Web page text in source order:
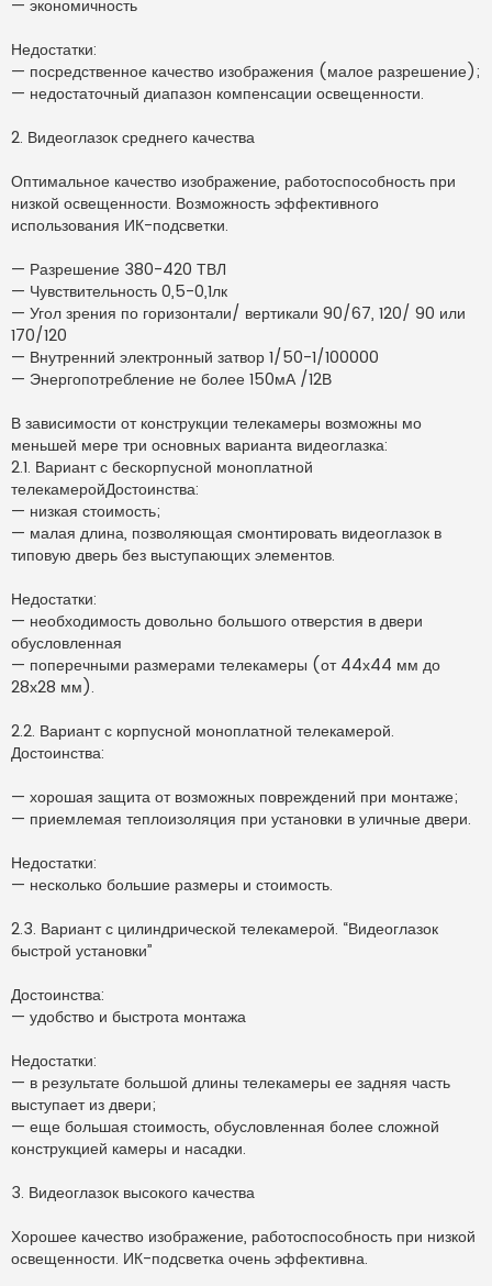
— экономичность
Недостатки:
— посредственное качество изображения (малое разрешение);
— недостаточный диапазон компенсации освещенности.
2. Видеоглазок среднего качества
Оптимальное качество изображение, работоспособность при
низкой освещенности. Возможность эффективного
использования ИК-подсветки.
— Разрешение 380-420 ТВЛ
— Чувствительность 0,5-0,1лк
— Угол зрения по горизонтали/ вертикали 90/67, 120/ 90 или
170/120
— Внутренний электронный затвор 1/50-1/100000
— Энергопотребление не более 150мА /12В
В зависимости от конструкции телекамеры возможны мо
меньшей мере три основных варианта видеоглазка:
2.1. Вариант с бескорпусной моноплатной
телекамеройДостоинства:
— низкая стоимость;
— малая длина, позволяющая смонтировать видеоглазок в
типовую дверь без выступающих элементов.
Недостатки:
— необходимость довольно большого отверстия в двери
обусловленная
— поперечными размерами телекамеры (от 44х44 мм до
28х28 мм).
2.2. Вариант с корпусной моноплатной телекамерой.
Достоинства:
— хорошая защита от возможных повреждений при монтаже;
— приемлемая теплоизоляция при установки в уличные двери.
Недостатки:
— несколько большие размеры и стоимость.
2.3. Вариант с цилиндрической телекамерой. “Видеоглазок
быстрой установки”
Достоинства:
— удобство и быстрота монтажа
Недостатки:
— в результате большой длины телекамеры ее задняя часть
выступает из двери;
— еще большая стоимость, обусловленная более сложной
конструкцией камеры и насадки.
3. Видеоглазок высокого качества
Хорошее качество изображение, работоспособность при низкой
освещенности. ИК-подсветка очень эффективна.